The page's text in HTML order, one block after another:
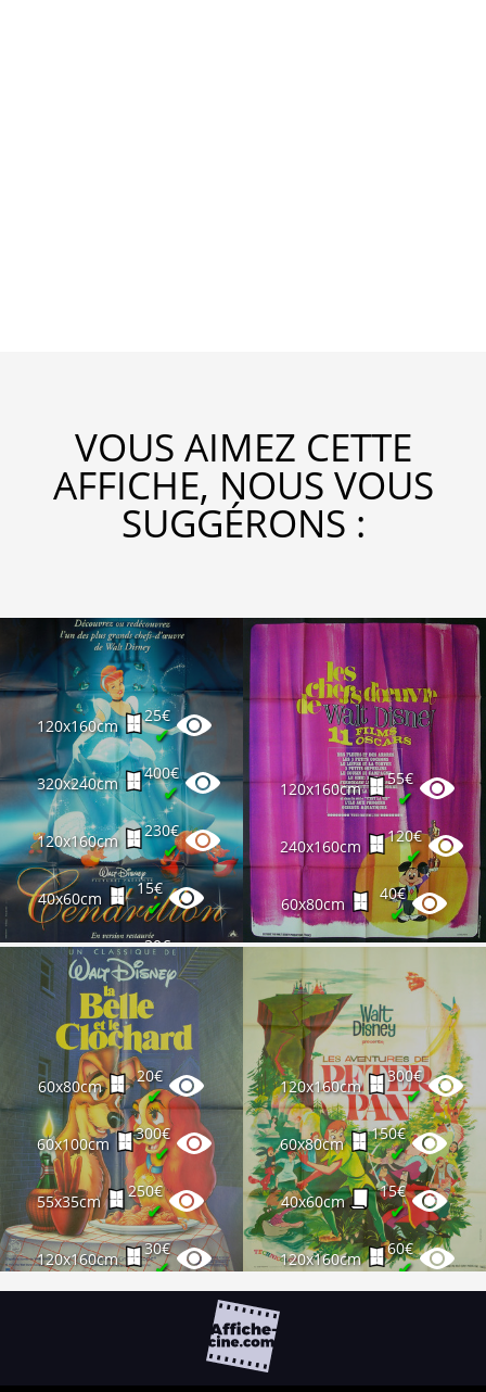
VOUS AIMEZ CETTE
AFFICHE, NOUS VOUS
SUGGÉRONS :
120x160cm
25€
✔
320x240cm
400€
✔
120x160cm
230€
✔
40x60cm
15€
✔
120x160cm
30€
✔
40x60cm
12€
✔
120x160cm
55€
✔
240x160cm
120€
✔
60x80cm
40€
✔
15€
✔
120x160cm
30€
✔
60x80cm
20€
✔
60x100cm
300€
✔
55x35cm
250€
✔
120x160cm
30€
✔
120x160cm
300€
✔
60x80cm
150€
✔
40x60cm
15€
✔
120x160cm
60€
✔
120x160cm
✔